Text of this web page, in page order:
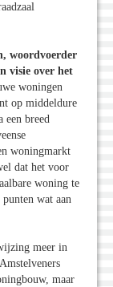
woordvoerder
visie over het
woningen
op middeldure
een breed
woningmarkt
dat het voor
woning te
wat aan
meer in
maar